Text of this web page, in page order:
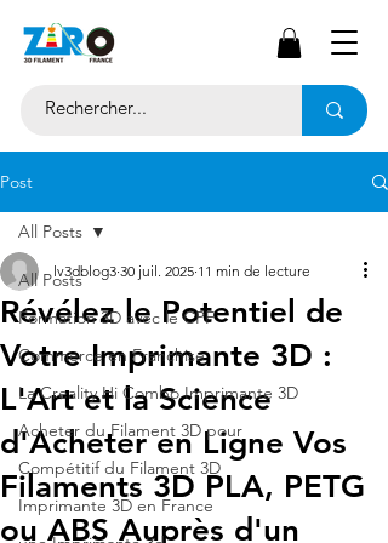
Post
All Posts
Formation 3D avec le CPF
Commerce en Franchise
La Creality Hi Combo Imprimante 3D
Acheter du Filament 3D pour
Compétitif du Filament 3D
Imprimante 3D en France
All Posts
Révélez le Potentiel de
Votre Imprimante 3D :
L'Art et la Science
d'Acheter en Ligne Vos
Filaments 3D PLA, PETG
ou ABS Auprès d'un
lv3dblog3 30 juil. 2025 11 min de lecture